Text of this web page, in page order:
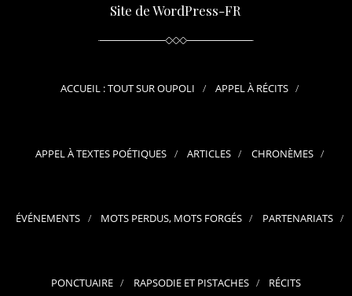
Site de WordPress-FR
ACCUEIL : TOUT SUR OUPOLI APPEL À RÉCITS
APPEL À TEXTES POÉTIQUES ARTICLES CHRONÈMES
ÉVÉNEMENTS MOTS PERDUS, MOTS FORGÉS PARTENARIATS
PONCTUAIRE RAPSODIE ET PISTACHES RÉCITS